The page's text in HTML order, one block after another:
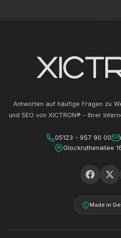
Antworten auf häufige Fragen zu
und SEO von XICTRON® - Ihrer
05123 - 957 90 00
Glockruthenallee
Made in